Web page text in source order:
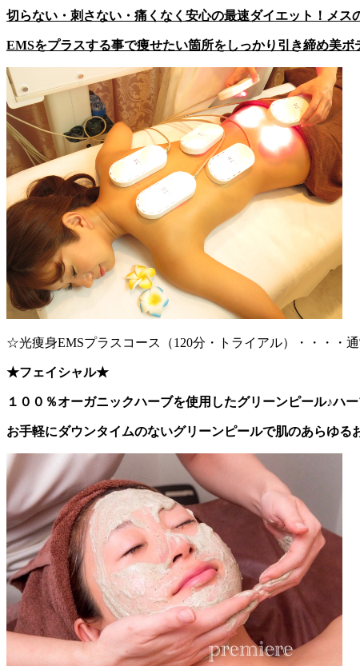
切らない・刺さない・痛くなく安心の最速ダイエット！メ
EMSをプラスする事で痩せたい箇所をしっかり引き締め美ボ
☆光痩身EMSプラスコース（120分・トライアル）・・・・
★フェイシャル★
１００％オーガニックハーブを使用したグリーンピール♪ハ
お手軽にダウンタイムのないグリーンピールで肌のあらゆ